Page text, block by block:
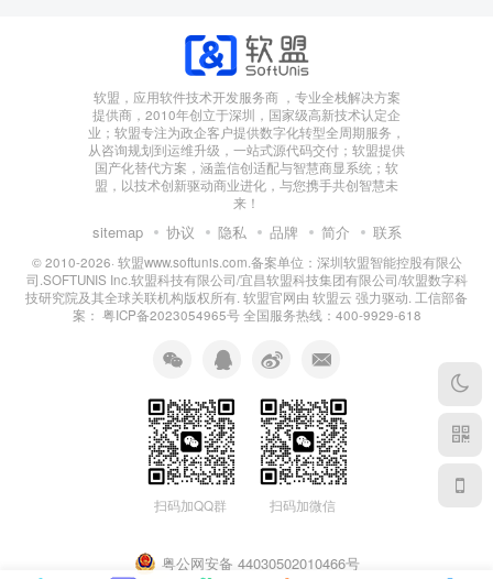
软盟，应用软件技术开发服务商 ，专业全栈解决方案
提供商，2010年创立于深圳，国家级高新技术认定企
业；软盟专注为政企客户提供数字化转型全周期服务，
从咨询规划到运维升级，一站式源代码交付；软盟提供
国产化替代方案，涵盖信创适配与智慧商显系统；软
盟，以技术创新驱动商业进化，与您携手共创智慧未
来！
sitemap 协议 隐私 品牌 简介 联系
© 2010-2026· 软盟www.softunis.com.备案单位：深圳软盟智能控股有限公
司.SOFTUNIS Inc.软盟科技有限公司/宜昌软盟科技集团有限公司/软盟数字科
技研究院及其全球关联机构版权所有 . 软盟官网由 软盟云 强力驱动. 工信部备
案： 粤ICP备2023054965号全国服务热线：400-9929-618
扫码加QQ群 扫码加微信
粤公网安备 44030502010466号